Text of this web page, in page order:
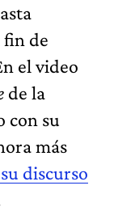
fin de
el video
de la
con su
más
discurso